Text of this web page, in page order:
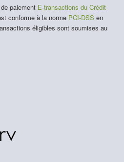
paiement E-transactions du Crédit
conforme à la norme PCI-DSS en
éligibles sont soumises au